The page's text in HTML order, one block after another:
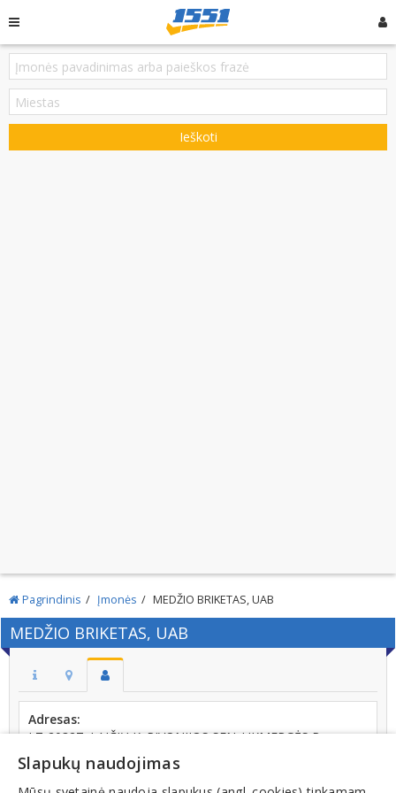
Ieškoti
Pagrindinis Įmonės MEDŽIO BRIKETAS, UAB
MEDŽIO BRIKETAS, UAB
Adresas:
LT-20327, LAIČIŲ K. PIVONIJOS SEN. UKMERGĖS R.
Kodas:
Slapukų naudojimas